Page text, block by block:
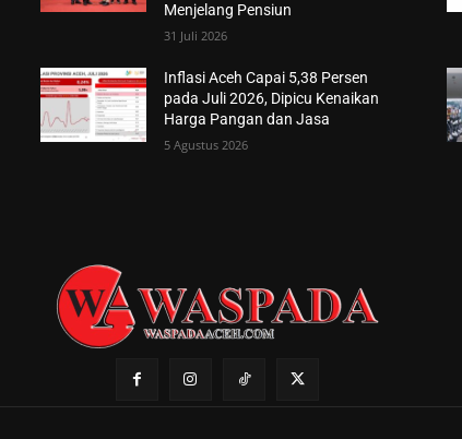
Menjelang Pensiun
31 Juli 2026
Inflasi Aceh Capai 5,38 Persen
pada Juli 2026, Dipicu Kenaikan
Harga Pangan dan Jasa
5 Agustus 2026